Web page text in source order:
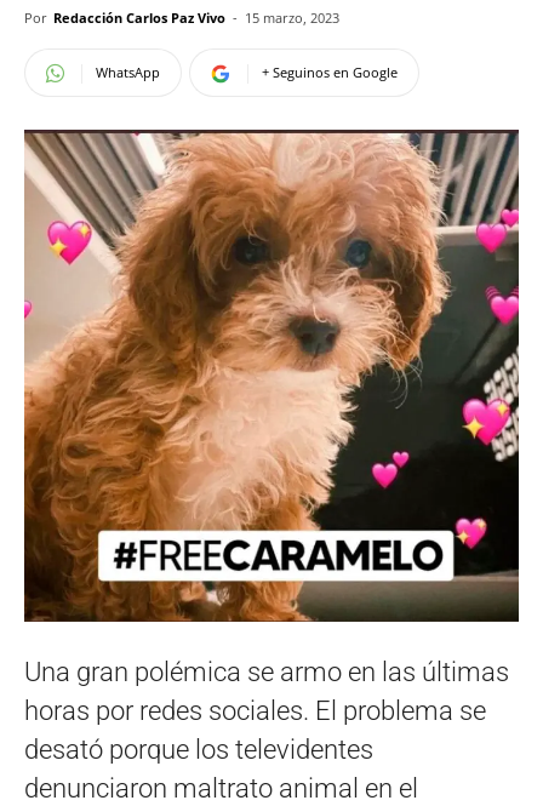
Por Redacción Carlos Paz Vivo - 15 marzo, 2023
WhatsApp + Seguinos en Google
Una gran polémica se armo en las últimas
horas por redes sociales. El problema se
desató porque los televidentes
denunciaron maltrato animal en el